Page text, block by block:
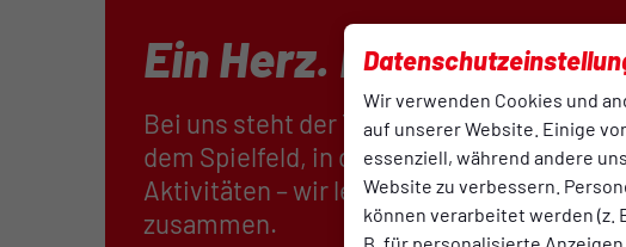
Wir verwenden Cookies und
auf unserer Website. Einige
essenziell, während andere
Website zu verbessern.
können verarbeitet werden (z.
B. für personalisierte
Ein Herz. Ein Verein.
Bei uns steht der Teamgeist im
dem Spielfeld, in der Halle oder bei
Aktivitäten – wir leben unsere
zusammen.